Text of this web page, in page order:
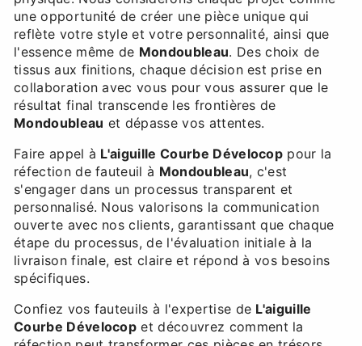
une opportunité de créer une pièce unique qui
reflète votre style et votre personnalité, ainsi que
l'essence même de Mondoubleau. Des choix de
tissus aux finitions, chaque décision est prise en
collaboration avec vous pour vous assurer que le
résultat final transcende les frontières de
Mondoubleau et dépasse vos attentes.
Faire appel à L'aiguille Courbe Dévelocop pour la
réfection de fauteuil à Mondoubleau, c'est
s'engager dans un processus transparent et
personnalisé. Nous valorisons la communication
ouverte avec nos clients, garantissant que chaque
étape du processus, de l'évaluation initiale à la
livraison finale, est claire et répond à vos besoins
spécifiques.
Confiez vos fauteuils à l'expertise de L'aiguille
Courbe Dévelocop et découvrez comment la